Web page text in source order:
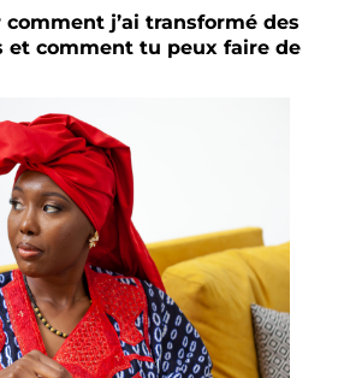
j’ai transformé des
et comment tu peux faire de